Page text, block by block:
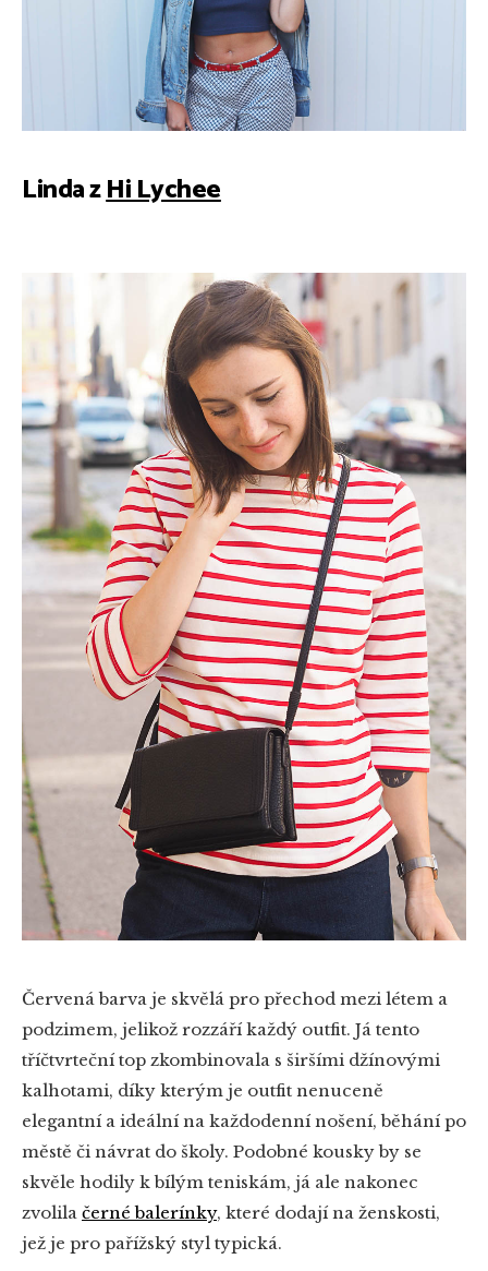
Linda zHi Lychee
Červená barva je skvělá pro přechod mezi létem a
podzimem, jelikož rozzáří každý outfit. Já tento
tříčtvrteční top zkombinovala s širšími džínovými
kalhotami, díky kterým je outfit nenuceně
elegantní a ideální na každodenní nošení, běhání po
městě či návrat do školy. Podobné kousky by se
skvěle hodily k bílým teniskám, já ale nakonec
zvolila černé balerínky, které dodají na ženskosti,
jež je pro pařížský styl typická.